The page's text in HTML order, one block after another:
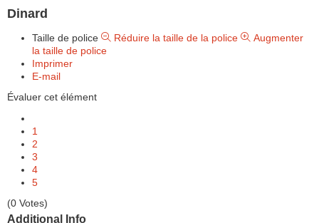
Dinard
Taille de police Réduire la taille de la police
Augmenter
la taille de police
Imprimer
E-mail
Évaluer cet élément
1
2
3
4
5
(0 Votes)
Additional Info